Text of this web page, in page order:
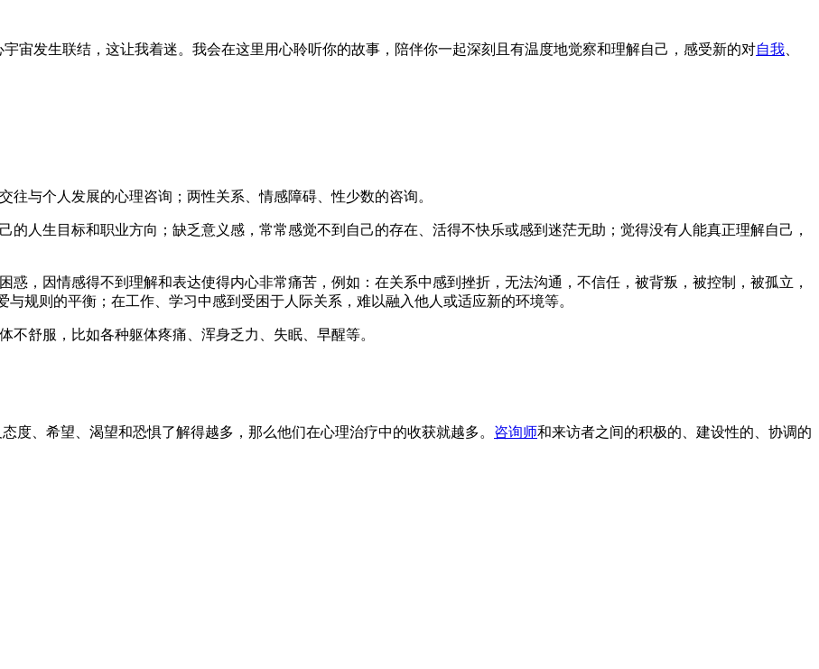
宙发生联结，这让我着迷。我会在这里用心聆听你的故事，陪伴你一起深刻且有温度地觉察和理解自己，感受新的对自我、
往与个人发展的心理咨询；两性关系、情感障碍、性少数的咨询。
的人生目标和职业方向；缺乏意义感，常常感觉不到自己的存在、活得不快乐或感到迷茫无助；觉得没有人能真正理解自己，
，因情感得不到理解和表达使得内心非常痛苦，例如：在关系中感到挫折，无法沟通，不信任，被背叛，被控制，被孤立，
与规则的平衡；在工作、学习中感到受困于人际关系，难以融入他人或适应新的环境等。
舒服，比如各种躯体疼痛、浑身乏力、失眠、早醒等。
度、希望、渴望和恐惧了解得越多，那么他们在心理治疗中的收获就越多。 咨询师和来访者之间的积极的、建设性的、协调的